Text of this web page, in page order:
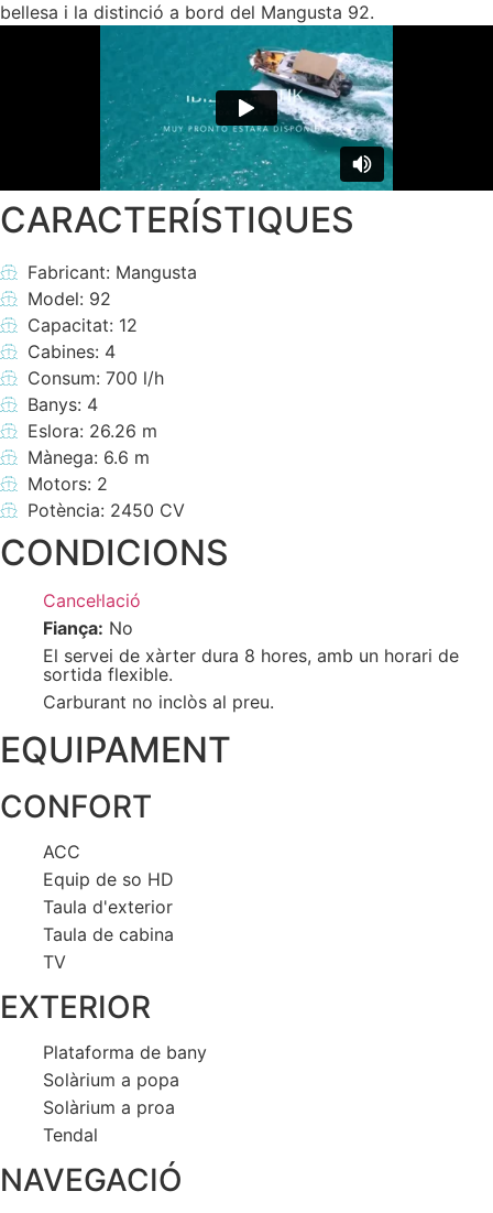
bellesa i la distinció a bord del Mangusta 92.
CARACTERÍSTIQUES
Fabricant: Mangusta
Model: 92
Capacitat: 12
Cabines: 4
Consum: 700 l/h
Banys: 4
Eslora: 26.26 m
Mànega: 6.6 m
Motors: 2
Potència: 2450 CV
CONDICIONS
Cancel·lació
Fiança: No
El servei de xàrter dura 8 hores, amb un horari de
sortida flexible.
Carburant no inclòs al preu.
EQUIPAMENT
CONFORT
ACC
Equip de so HD
Taula d'exterior
Taula de cabina
TV
EXTERIOR
Plataforma de bany
Solàrium a popa
Solàrium a proa
Tendal
NAVEGACIÓ